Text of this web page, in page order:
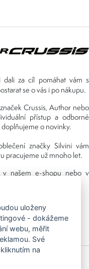
dali za cíl pomáhat vám s
se o vás i po nákupu.
Crussis, Author nebo
přístup a odborné
o novinky.
značky Silvini vám
pracujeme už mnoho let.
v našem e-shopu nebo v
středisko) URAN.
uloženy
- dokážeme
webu, měřit
Své
na